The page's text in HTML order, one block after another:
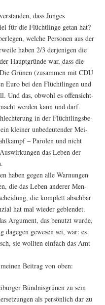
dass Jun­ges
für die Flücht­lin­ge getan hat?
wel­che Per­so­nen aus der
haben 2/3 der­je­ni­gen die
Haupt­grün­de war, dass die
Grü­nen (zusam­men mit CDU
Euro bei den Flücht­lin­gen und
Und das, obwohl es offen­sicht­
wer­den kann und darf.
in der Flücht­lings­be­
klei­ner unbe­deu­ten­der Mei­
– Paro­len und nicht
das Leben der
haben gegen alle War­nun­gen
die das Leben ande­rer Men­
die kom­plett abseh­bar
hat mal wie­der geblendet.
Argu­ment, das benutzt wur­de,
dage­gen gewe­sen sei, war: es
sie woll­ten ein­fach das Amt
Bei­trag von oben:
Bünd­nis­grü­nen zu sein
als per­sön­lich dar zu